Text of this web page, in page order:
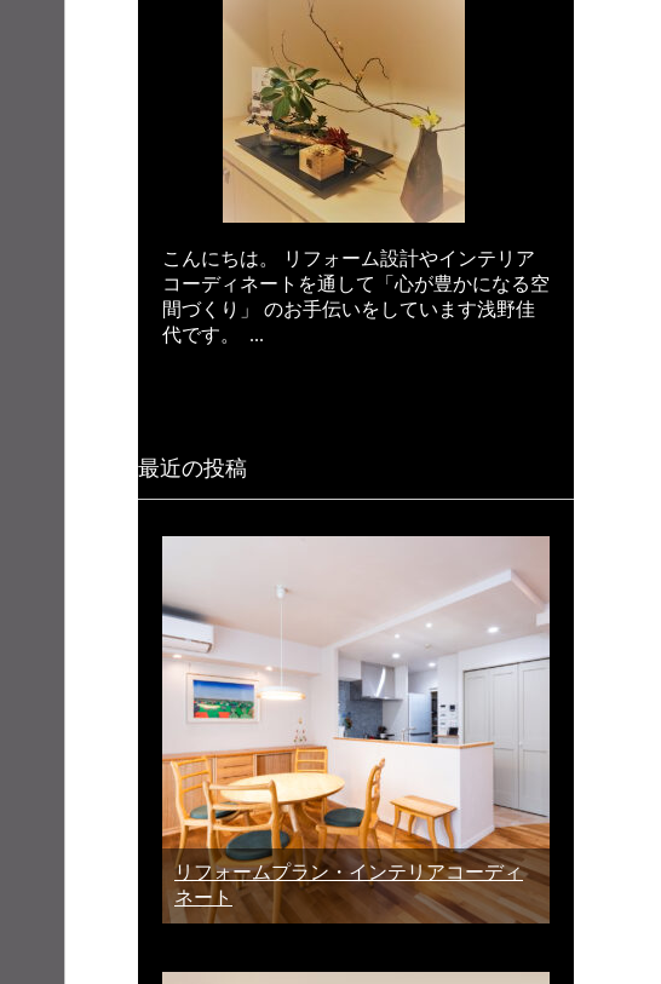
こんにちは。 リフォーム設計やインテリア
コーディネートを通して「心が豊かになる空
間づくり」 のお手伝いをしています浅野佳
代です。 ...
最近の投稿
リフォームプラン・インテリアコーディ
ネート